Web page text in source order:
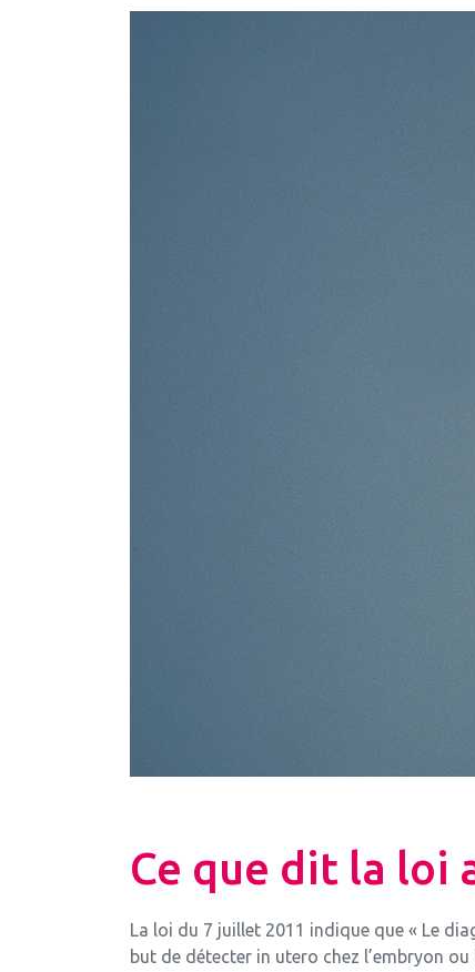
Ce que dit la loi
La loi du 7 juillet 2011 indique que « Le
but de détecter in utero chez l’embryon